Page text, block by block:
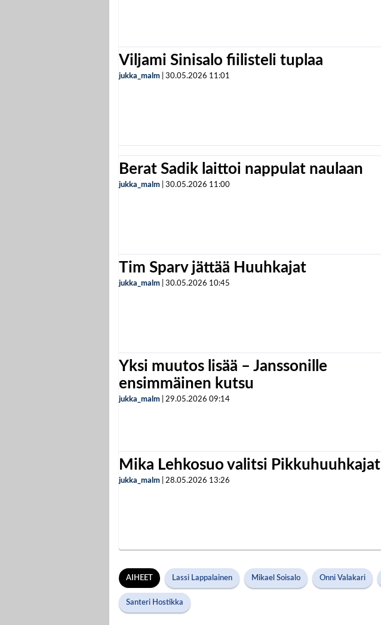
Viljami Sinisalo fiilisteli tuplaa
jukka_malm 30.05.2026 11:01
Berat Sadik laittoi nappulat naulaan
jukka_malm 30.05.2026 11:00
Tim Sparv jättää Huuhkajat
jukka_malm 30.05.2026 10:45
Yksi muutos lisää – Janssonille
ensimmäinen kutsu
jukka_malm 29.05.2026 09:14
Mika Lehkosuo valitsi Pikkuhuuhkajat
jukka_malm 28.05.2026 13:26
AIHEET Lassi Lappalainen Mikael Soisalo Onni Valakari
Santeri Hostikka